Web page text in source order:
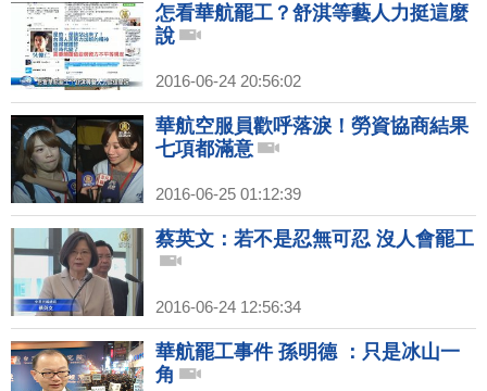
怎看華航罷工？舒淇等藝人力挺這麼
說
2016-06-24 20:56:02
華航空服員歡呼落淚！勞資協商結果
七項都滿意
2016-06-25 01:12:39
蔡英文：若不是忍無可忍 沒人會罷工
2016-06-24 12:56:34
華航罷工事件 孫明德 ：只是冰山一
角